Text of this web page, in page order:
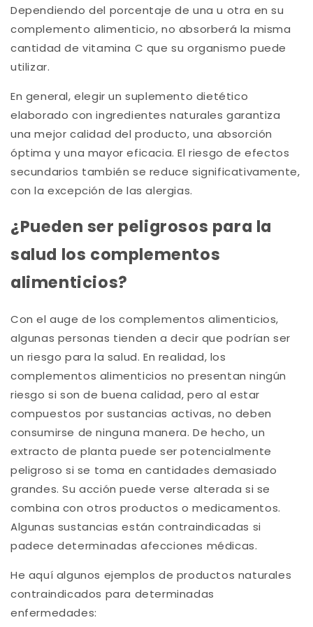
Dependiendo del porcentaje de una u otra en su
complemento alimenticio, no absorberá la misma
cantidad de vitamina C que su organismo puede
utilizar.
En general, elegir un suplemento dietético
elaborado con ingredientes naturales garantiza
una mejor calidad del producto, una absorción
óptima y una mayor eficacia. El riesgo de efectos
secundarios también se reduce significativamente,
con la excepción de las alergias.
¿Pueden ser peligrosos para la
salud los complementos
alimenticios?
Con el auge de los complementos alimenticios,
algunas personas tienden a decir que podrían ser
un riesgo para la salud. En realidad, los
complementos alimenticios no presentan ningún
riesgo si son de buena calidad, pero al estar
compuestos por sustancias activas, no deben
consumirse de ninguna manera. De hecho, un
extracto de planta puede ser potencialmente
peligroso si se toma en cantidades demasiado
grandes. Su acción puede verse alterada si se
combina con otros productos o medicamentos.
Algunas sustancias están contraindicadas si
padece determinadas afecciones médicas.
He aquí algunos ejemplos de productos naturales
contraindicados para determinadas
enfermedades: